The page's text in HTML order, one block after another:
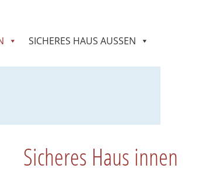
SICHERES HAUS AUSSEN
Sicheres Haus innen